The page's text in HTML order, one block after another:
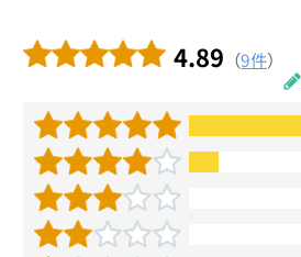
4.89 （9件）